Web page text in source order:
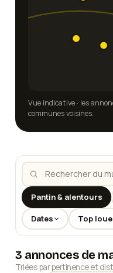
Vue indicative · les
communes voisines.
Pantin & alentours
Dates Top
3 annonces de
Triées par pertinence et